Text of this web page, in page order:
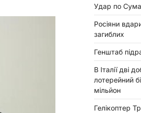
Удар по
Росіяни
загиблих
Генштаб
В Італії дві
лотерейний
мільйон
Гелікоптер